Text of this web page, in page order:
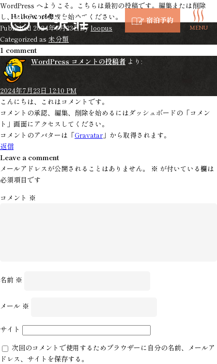
宿泊予約
MENU
Hello world!
WordPress へようこそ。こちらは最初の投稿です。編集または削除
し、コンテンツ作成を始めてください。
Published 2024年7月23日By loopus
Categorized as 未分類
1 comment
WordPress コメントの投稿者 より:
2024年7月23日 12:10 PM
こんにちは、これはコメントです。
コメントの承認、編集、削除を始めるにはダッシュボードの「コメン
ト」画面にアクセスしてください。
コメントのアバターは「Gravatar」から取得されます。
返信
Leave a comment
メールアドレスが公開されることはありません。
※ が付いている欄は
必須項目です
コメント ※
名前 ※
メール ※
サイト
次回のコメントで使用するためブラウザーに自分の名前、メールア
ドレス、サイトを保存する。